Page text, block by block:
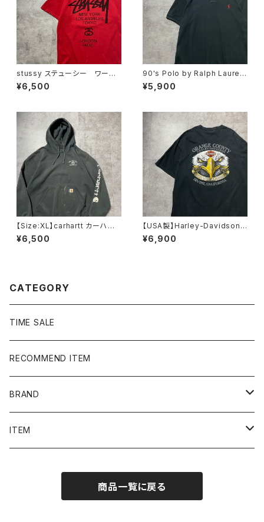
stussy ステューシー ワール
ドツアー×ラスタ 両面プリン
ト レッド 赤 Tシャツ
¥6,500
90's Polo by Ralph Lauren
ポロバイラルフローレン 刺繍
ワンポイント ポニー ブラッ
¥5,900
【Size:XL】carhartt カーハー
ト 刺繍企業ロゴ アームプリ
ント グッドダメージ ダークグ
¥6,500
【USA製】Harley-Davidson
ハーレーダビッドソン 両面プリ
ント イーグル ブラック 黒
¥6,900
CATEGORY
TIME SALE
RECOMMEND ITEM
BRAND
NIKE
ITEM
商品一覧に戻る